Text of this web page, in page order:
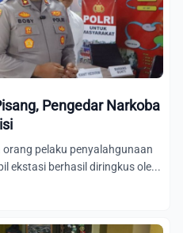
Pengedar Narkoba
orang pelaku penyalahgunaan
ekstasi berhasil diringkus ole...